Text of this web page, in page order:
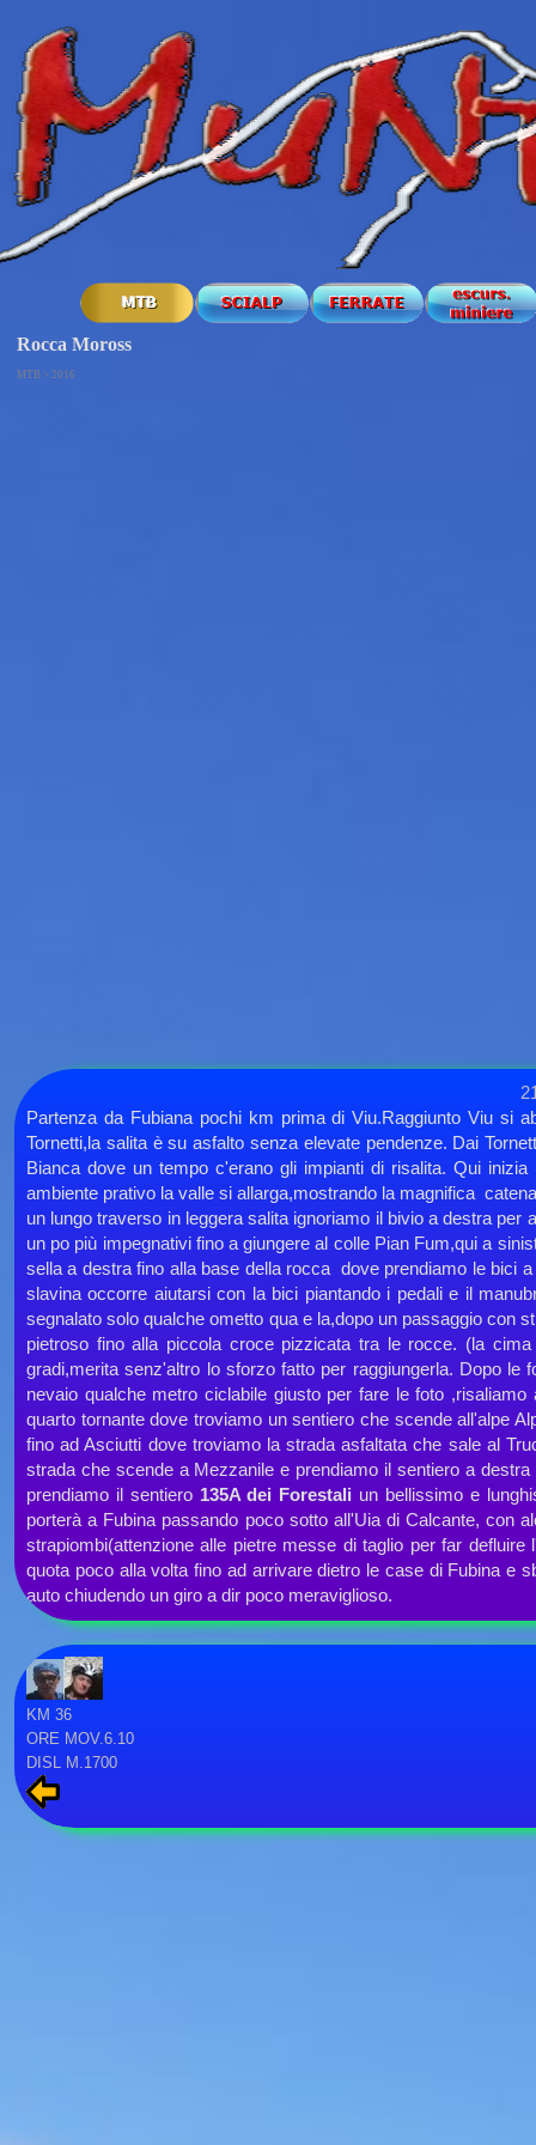
Rocca Moross
MTB > 2016
Partenza da Fubiana pochi km prima di Viu.Raggiunto Viu si
Tornetti,la salita è su asfalto senza elevate pendenze. Dai
Bianca dove un tempo c'erano gli impianti di risalita. Qui
ambiente prativo la valle si allarga,mostrando la magnifica
un lungo traverso in leggera salita ignoriamo il bivio a destra
un po più impegnativi fino a giungere al colle Pian Fum,qui a
sella a destra fino alla base della rocca dove prendiamo le bici
slavina occorre aiutarsi con la bici piantando i pedali e il
segnalato solo qualche ometto qua e la,dopo un passaggio con
pietroso fino alla piccola croce pizzicata tra le rocce. (la
gradi,merita senz'altro lo sforzo fatto per raggiungerla. Dopo
nevaio qualche metro ciclabile giusto per fare le foto
quarto tornante dove troviamo un sentiero che scende all'alpe
fino ad Asciutti dove troviamo la strada asfaltata che sale al
strada che scende a Mezzanile e prendiamo il sentiero a
prendiamo il sentiero 135A dei Forestali un bellissimo e
porterà a Fubina passando poco sotto all'Uia di Calcante, con
strapiombi(attenzione alle pietre messe di taglio per far
quota poco alla volta fino ad arrivare dietro le case di Fubina e
auto chiudendo un giro a dir poco meraviglioso.
KM 36
ORE MOV.6.10
DISL M.1700